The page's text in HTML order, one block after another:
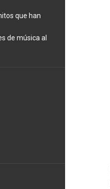
que han
de música al